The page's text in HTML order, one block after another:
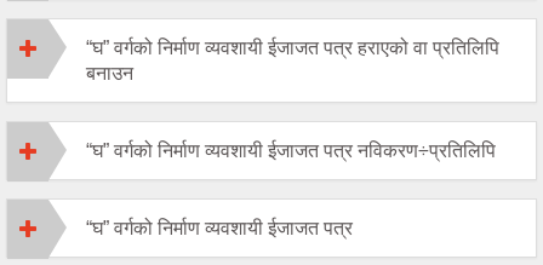
“घ” वर्गको निर्माण व्यवशायी ईजाजत पत्र हराएको वा प्रतिलिपि
बनाउन
“घ” वर्गको निर्माण व्यवशायी ईजाजत पत्र नविकरण÷प्रतिलिपि
“घ” वर्गको निर्माण व्यवशायी ईजाजत पत्र